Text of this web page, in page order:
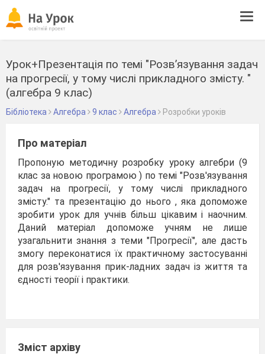
Урок+Презентація по темі "Розв’язування задач
на прогресії, у тому числі прикладного змісту. "
(алгебра 9 клас)
Бібліотека Алгебра 9 клас Алгебра Розробки уроків
Про матеріал
Пропоную методичну розробку уроку алгебри (9
клас за новою програмою ) по темі "Розв'язування
задач на прогресії, у тому числі прикладного
змісту." та презентацію до нього , яка допоможе
зробити урок для учнів більш цікавим і наочним.
Даний матеріал допоможе учням не лише
узагальнити знання з теми "Прогресії", але дасть
змогу переконатися їх практичному застосуванні
для розв'язування прик-ладних задач із життя та
єдності теорії і практики.
Зміст архіву